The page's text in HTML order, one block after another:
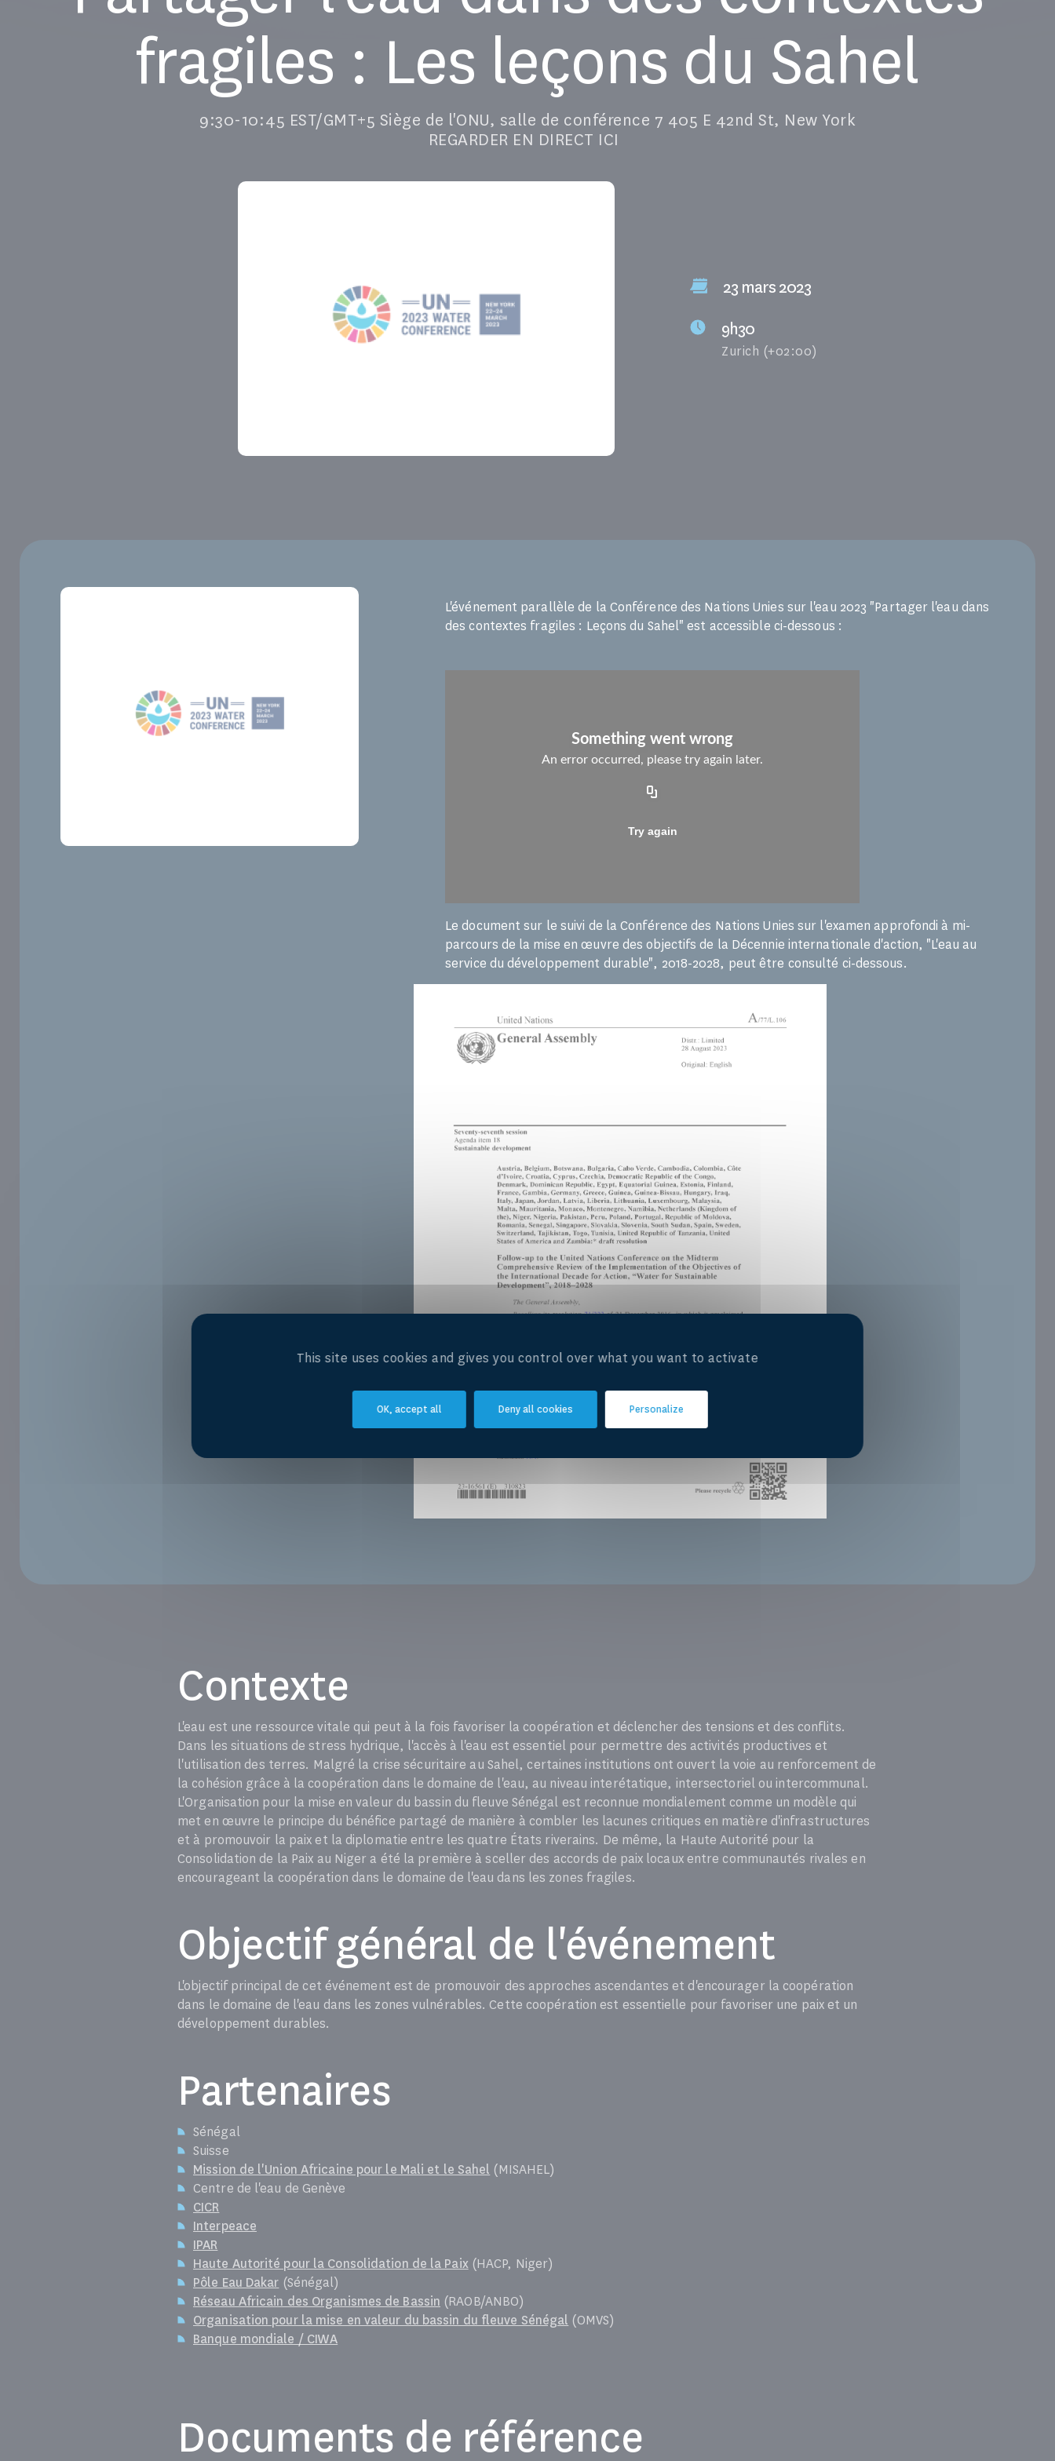
fragiles : Les leçons du Sahel
9:30-10:45 EST/GMT+5 Siège de l'ONU, salle de conférence 7 405 E 42nd St, New York
REGARDER EN DIRECT ICI
23 mars 2023
9h30
Zurich (+02:00)
L'événement parallèle de la Conférence des Nations Unies sur l'eau 2023 "Partager l'eau dans
des contextes fragiles : Leçons du Sahel" est accessible ci-dessous :
Le document sur le suivi de la Conférence des Nations Unies sur l'examen approfondi à mi-
parcours de la mise en œuvre des objectifs de la Décennie internationale d'action, "L'eau au
service du développement durable", 2018-2028, peut être consulté ci-dessous.
Contexte
L'eau est une ressource vitale qui peut à la fois favoriser la coopération et déclencher des tensions et des conflits.
Dans les situations de stress hydrique, l'accès à l'eau est essentiel pour permettre des activités productives et
l'utilisation des terres. Malgré la crise sécuritaire au Sahel, certaines institutions ont ouvert la voie au renforcement de
la cohésion grâce à la coopération dans le domaine de l'eau, au niveau interétatique, intersectoriel ou intercommunal.
L'Organisation pour la mise en valeur du bassin du fleuve Sénégal est reconnue mondialement comme un modèle qui
met en œuvre le principe du bénéfice partagé de manière à combler les lacunes critiques en matière d'infrastructures
et à promouvoir la paix et la diplomatie entre les quatre États riverains. De même, la Haute Autorité pour la
Consolidation de la Paix au Niger a été la première à sceller des accords de paix locaux entre communautés rivales en
encourageant la coopération dans le domaine de l'eau dans les zones fragiles.
Objectif général de l'événement
L'objectif principal de cet événement est de promouvoir des approches ascendantes et d'encourager la coopération
dans le domaine de l'eau dans les zones vulnérables. Cette coopération est essentielle pour favoriser une paix et un
développement durables.
Partenaires
Sénégal
Suisse
Mission de l'Union Africaine pour le Mali et le Sahel (MISAHEL)
Centre de l'eau de Genève
CICR
Interpeace
IPAR
Haute Autorité pour la Consolidation de la Paix(HACP, Niger)
Pôle Eau Dakar (Sénégal)
Réseau Africain des Organismes de Bassin (RAOB/ANBO)
Organisation pour la mise en valeur du bassin du fleuve Sénégal (OMVS)
Banque mondiale / CIWA
Documents de référence
This site uses cookies and gives you control over what you want to activate
OK, accept all Deny all cookies Personalize